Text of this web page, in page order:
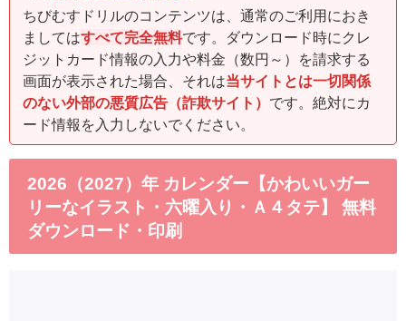
ちびむすドリルのコンテンツは、通常のご利用におき
ましてはすべて完全無料です。ダウンロード時にクレ
ジットカード情報の入力や料金（数円～）を請求する
画面が表示された場合、それは当サイトとは一切関係
のない外部の悪質広告（詐欺サイト） です。絶対にカ
ード情報を入力しないでください。
2026（2027）年 カレンダー【かわいいガー
リーなイラスト・六曜入り・Ａ４タテ】 無料
ダウンロード・印刷